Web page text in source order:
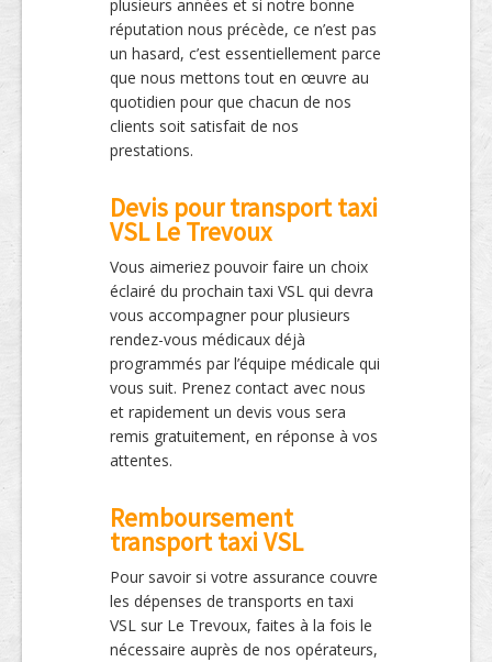
plusieurs années et si notre bonne
réputation nous précède, ce n’est pas
un hasard, c’est essentiellement parce
que nous mettons tout en œuvre au
quotidien pour que chacun de nos
clients soit satisfait de nos
prestations.
Devis pour transport taxi
VSL Le Trevoux
Vous aimeriez pouvoir faire un choix
éclairé du prochain taxi VSL qui devra
vous accompagner pour plusieurs
rendez-vous médicaux déjà
programmés par l’équipe médicale qui
vous suit. Prenez contact avec nous
et rapidement un devis vous sera
remis gratuitement, en réponse à vos
attentes.
Remboursement
transport taxi VSL
Pour savoir si votre assurance couvre
les dépenses de transports en taxi
VSL sur Le Trevoux, faites à la fois le
nécessaire auprès de nos opérateurs,